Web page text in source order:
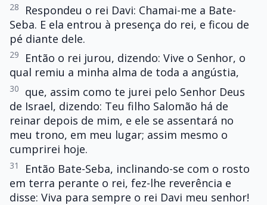
28
Respondeu o rei Davi: Chamai-me a Bate-
Seba. E ela entrou à presença do rei, e ficou de
pé diante dele.
29
Então o rei jurou, dizendo: Vive o Senhor, o
qual remiu a minha alma de toda a angústia,
30
que, assim como te jurei pelo Senhor Deus
de Israel, dizendo: Teu filho Salomão há de
reinar depois de mim, e ele se assentará no
meu trono, em meu lugar; assim mesmo o
cumprirei hoje.
31
Então Bate-Seba, inclinando-se com o rosto
em terra perante o rei, fez-lhe reverência e
disse: Viva para sempre o rei Davi meu senhor!